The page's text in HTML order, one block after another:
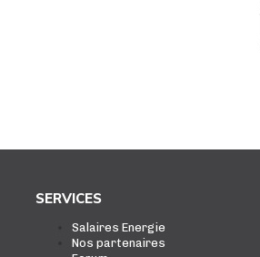
SERVICES
Salaires Energie
Nos partenaires